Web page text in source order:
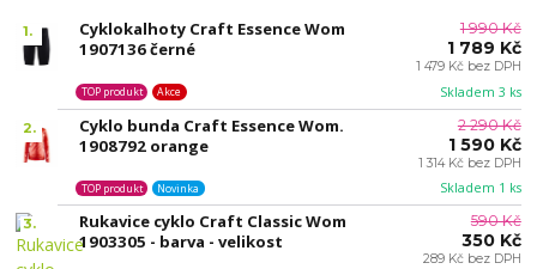
1.
Cyklokalhoty Craft Essence Wom
1907136 černé
Skladem 3 ks
TOP produkt Akce
1 990 Kč
1 789 Kč
1 479 Kč bez DPH
2.
Cyklo bunda Craft Essence Wom.
1908792 orange
Skladem 1 ks
TOP produkt Novinka
2 290 Kč
1 590 Kč
1 314 Kč bez DPH
3.
Rukavice cyklo Craft Classic Wom
1903305 - barva - velikost
590 Kč
350 Kč
289 Kč bez DPH